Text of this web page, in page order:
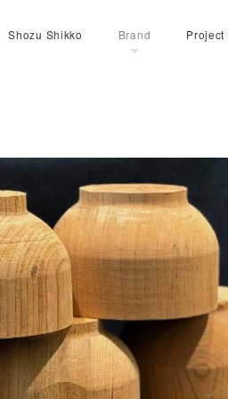
Shozu Shikko Brand Project